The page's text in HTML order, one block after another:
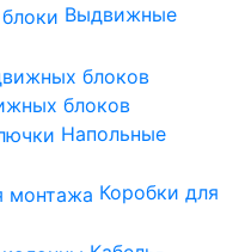
Выдвижные
блоков
Напольные
Коробки для